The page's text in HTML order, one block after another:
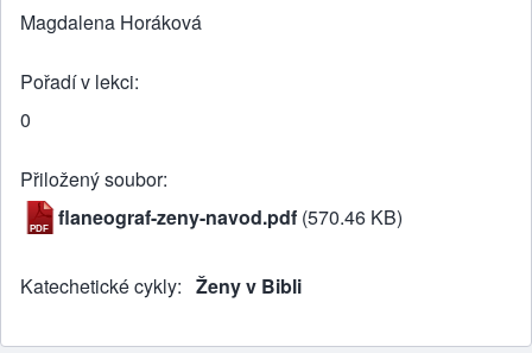
Magdalena Horáková
Pořadí v lekci
0
Přiložený soubor
flaneograf-zeny-navod.pdf (570.46 KB)
Katechetické cykly Ženy v Bibli